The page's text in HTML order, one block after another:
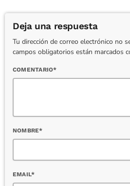
Deja una respuesta
Tu dirección de correo electrónico no
campos obligatorios están marcados
COMENTARIO*
NOMBRE*
EMAIL*